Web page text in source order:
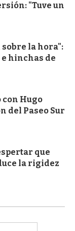
"Tuve un
la hora":
hinchas de
Hugo
del Paseo Sur
que
la rigidez